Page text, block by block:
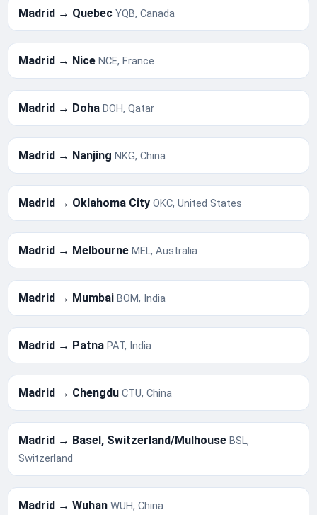
Madrid → QuebecYQB, Canada
Madrid → NiceNCE, France
Madrid → DohaDOH, Qatar
Madrid → NanjingNKG, China
Madrid → Oklahoma CityOKC, United States
Madrid → MelbourneMEL, Australia
Madrid → MumbaiBOM, India
Madrid → PatnaPAT, India
Madrid → ChengduCTU, China
Madrid → Basel, Switzerland/MulhouseBSL,
Switzerland
Madrid → WuhanWUH, China